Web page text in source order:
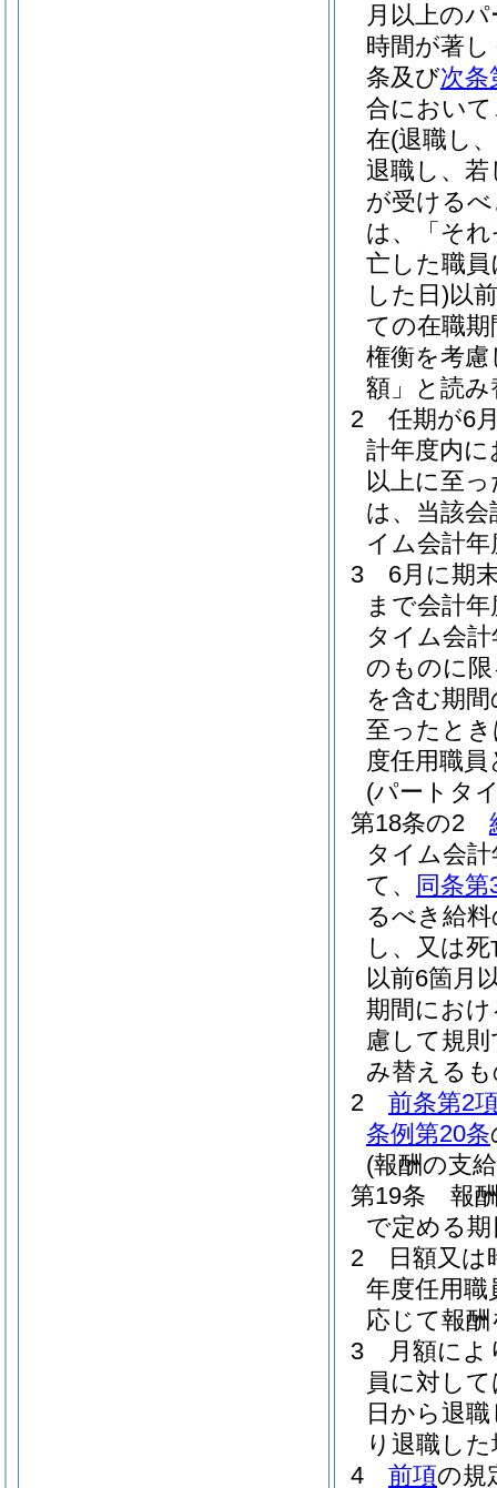
月以上の
時間が著
条及び次条
合において
在(退職し
退職し、
が受ける
は、「そ
亡した職
した日)以
ての在職
権衡を考
額」と読
2
任期が6
計年度内
以上に至
は、当該
イム会計
3
6月に期
まで会計
タイム会
のものに
を含む期
至ったと
度任用職
(パートタ
第18条の2
タイム会
て、
同条第
るべき給
し、又は
以前6箇月
期間にお
慮して規
み替える
2
前条第2
条例第20条
(報酬の支
第19条
報
で定める
2
日額又
年度任用
応じて報
3
月額に
員に対し
日から退
り退職し
4
前項の規